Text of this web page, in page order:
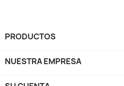
PRODUCTOS
NUESTRA EMPRESA